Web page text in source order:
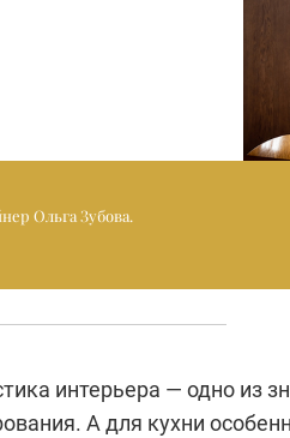
Ольга Зубова.
интерьера — одно из
А для кухни